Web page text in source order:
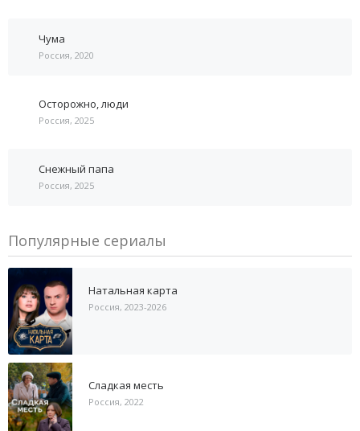
Чума
Россия, 2020
Осторожно, люди
Россия, 2025
Снежный папа
Россия, 2025
Популярные сериалы
Натальная карта
Россия, 2023-2026
Сладкая месть
Россия, 2022